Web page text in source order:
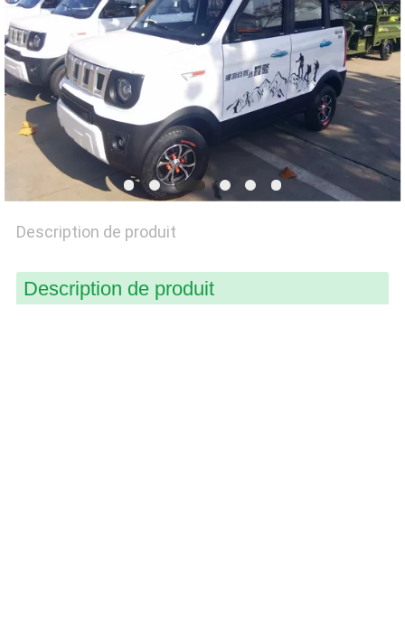
DEMANDEZ
UNE
CITATION
PLAN
SITE
PRIVACY
POLICY
Description de produit
Description de produit